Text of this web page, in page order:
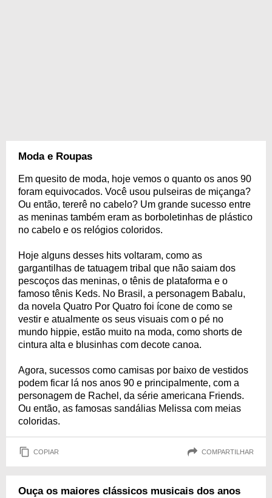
Moda e Roupas
Em quesito de moda, hoje vemos o quanto os anos 90
foram equivocados. Você usou pulseiras de miçanga?
Ou então, tererê no cabelo? Um grande sucesso entre
as meninas também eram as borboletinhas de plástico
no cabelo e os relógios coloridos.
Hoje alguns desses hits voltaram, como as
gargantilhas de tatuagem tribal que não saiam dos
pescoços das meninas, o tênis de plataforma e o
famoso tênis Keds. No Brasil, a personagem Babalu,
da novela Quatro Por Quatro foi ícone de como se
vestir e atualmente os seus visuais com o pé no
mundo hippie, estão muito na moda, como shorts de
cintura alta e blusinhas com decote canoa.
Agora, sucessos como camisas por baixo de vestidos
podem ficar lá nos anos 90 e principalmente, com a
personagem de Rachel, da série americana Friends.
Ou então, as famosas sandálias Melissa com meias
coloridas.
COPIAR COMPARTILHAR
Ouça os maiores clássicos musicais dos anos